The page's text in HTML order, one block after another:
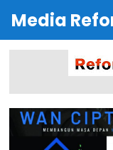
Media